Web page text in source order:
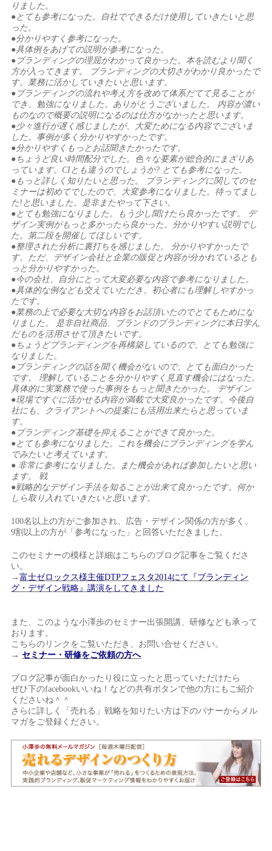
りました。
●とても参考になった。自社でできるだけ使用していきたいと思
った。
●分かりやすく参考になった。
●具体例をあげての説明が参考になった。
●ブランディングの理屈がわかって良かった。本を読むより聞く
方が入ってきます。 ブランディングの大切さがわかり良かったで
す。業務に活かしていきたいと思います。
●ブランディングの流れや考え方を改めて体系だてて見ることが
でき、勉強になりました。ありがとうございました。 内容が濃い
ものなので概要の説明になるのは仕方がなかったと思います。
●少々進行が遅く感じましたが、大変ためになる内容でございま
した。事例が多く分かりやすかったです。
●分かりやすくもっとお話聞きたかったです。
●ちょうど良い時間配分でした。色々な要素が総合的にまざりあ
っています。CIとも違うのでしょうか? とても参考になった。
●もっと詳しく知りたいと思った。 ブランディングに関してのセ
ミナーは初めてでしたので、大変参考になりました。待ってまし
た!と思いました。是非またやって下さい。
●とても勉強になりました。もう少し聞けたら良かったです。 デ
ザイン実例がもっと多かったら良かった。分かりやすい説明でし
た。第二段を開催してほしいです。
●整理された分析に裏打ちを感じました。 分かりやすかったで
す。ただ、デザイン会社と企業の販促と内容が分かれているとも
っと分かりやすかった。
●今の会社、自分にとって大変必要な内容で参考になりました。
●具体的な例なども交えていただき、初心者にも理解しやすかっ
たです。
●業務の上で必要な大切な内容をお話頂いたのでとてもためにな
りました。 是非自社商品、ブランドのブランディングに本日学ん
だものを活用させて頂きたいです。
●ちょうどブランディングを再構築しているので、とても勉強に
なりました。
●ブランディングの話を聞く機会がないので、とても面白かった
です。 理解していることを分かりやすく見直す機会にはなった。
具体的に実業務で使った事例をもっと聞きたかった。 デザイン
●現場ですぐに活かせる内容が満載で大変良かったです。今後自
社にも、クライアントへの提案にも活用出来たらと思っていま
す。
●ブランディング基礎を抑えることができて良かった。
●とても参考になりました。これを機会にブランディングを学ん
でみたいと考えています。
● 非常に参考になりました。また機会があれば参加したいと思い
ます。 戦
●戦略的なデザイン手法を知ることが出来て良かったです。何か
しら取り入れていきたいと思います。
100名以上の方がご参加され、広告・デザイン関係の方が多く、
9割以上の方が「参考になった」と回答いただきました。
このセミナーの模様と詳細はこちらのブログ記事をご覧くださ
い。
→富士ゼロックス様主催DTPフェスタ2014にて『ブランディン
グ・デザイン戦略』講演をしてきました
また、このような小澤歩のセミナー出張開講、研修なども承って
おります。
こちらのリンクをご覧いただき、お問い合せください。
→セミナー・研修をご依頼の方へ
ブログ記事が面白かったり役に立ったと思っていただけたら
ぜひ下のfacebookいいね！などの共有ボタンで他の方にもご紹介
くださいね＾＾
さらに詳しく「売れる」戦略を知りたい方は下のバナーからメル
マガをご登録ください。